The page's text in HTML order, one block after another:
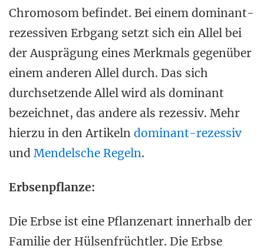
Chromosom befindet. Bei einem dominant-
rezessiven Erbgang setzt sich ein Allel bei
der Ausprägung eines Merkmals gegenüber
einem anderen Allel durch. Das sich
durchsetzende Allel wird als dominant
bezeichnet, das andere als rezessiv. Mehr
hierzu in den Artikeln dominant-rezessiv
und Mendelsche Regeln.
Erbsenpflanze:
Die Erbse ist eine Pflanzenart innerhalb der
Familie der Hülsenfrüchtler. Die Erbse